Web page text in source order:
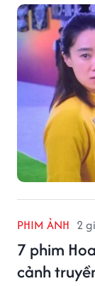
PHIM ẢNH 2
7 phim
cảnh